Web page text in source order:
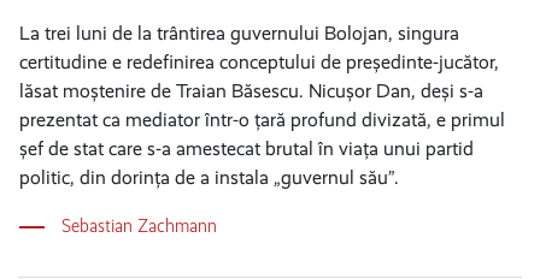
La trei luni de la trântirea guvernului Bolojan, singura
certitudine e redefinirea conceptului de președinte-jucător,
lăsat moștenire de Traian Băsescu. Nicușor Dan, deși s-a
prezentat ca mediator într-o țară profund divizată, e primul
șef de stat care s-a amestecat brutal în viața unui partid
politic, din dorința de a instala „guvernul său”.
Sebastian Zachmann